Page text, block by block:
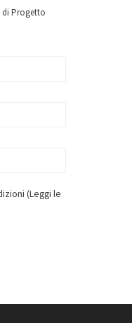
di Progetto
(Leggi le